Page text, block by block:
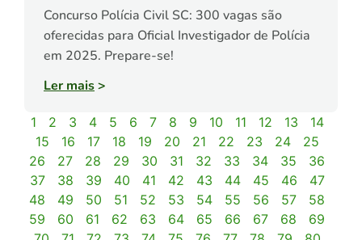
Concurso Polícia Civil SC: 300 vagas são
oferecidas para Oficial Investigador de Polícia
em 2025. Prepare-se!
Ler mais>
1 2 3 4 5 6 7 8 9 10 11 12 13
14
15
16 17 18 19 20 21 22 23 24
25
26
27 28 29 30 31 32 33 34 35
36
37
38 39 40 41 42 43 44 45 46
47
48
49 50 51 52 53 54 55 56 57
58
59
60 61 62 63 64 65 66 67 68
69